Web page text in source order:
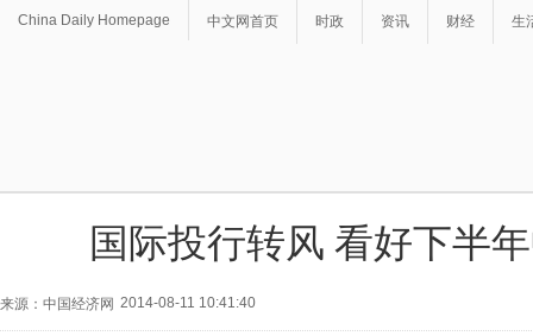
China Daily Homepage 中文网首页 时政 资讯 财经 生
国际投行转风 看好下半
来源：中国经济网 2014-08-11 10:41:40